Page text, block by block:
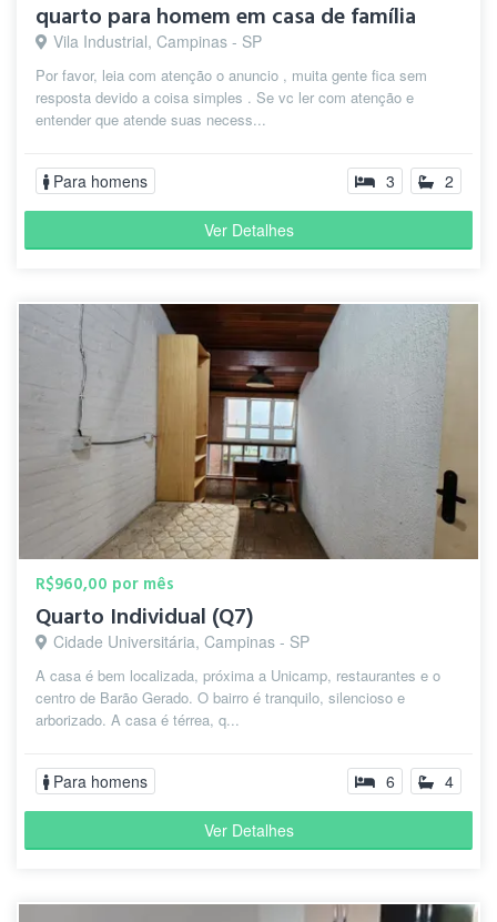
quarto para homem em casa de família
Vila Industrial, Campinas - SP
Por favor, leia com atenção o anuncio , muita gente fica sem
resposta devido a coisa simples . Se vc ler com atenção e
entender que atende suas necess...
Para homens 3 2
Ver Detalhes
R$960,00 por mês
Quarto Individual (Q7)
Cidade Universitária, Campinas - SP
A casa é bem localizada, próxima a Unicamp, restaurantes e o
centro de Barão Gerado. O bairro é tranquilo, silencioso e
arborizado. A casa é térrea, q...
Para homens 6 4
Ver Detalhes